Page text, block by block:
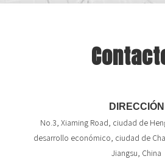
DIRECCIÓN
No.3, Xiaming Road, ciudad de
desarrollo económico, ciudad de
Jiangsu, China